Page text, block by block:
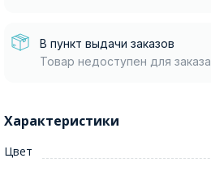
В пункт выдачи заказов
Товар недоступен для заказа
Характеристики
Цвет